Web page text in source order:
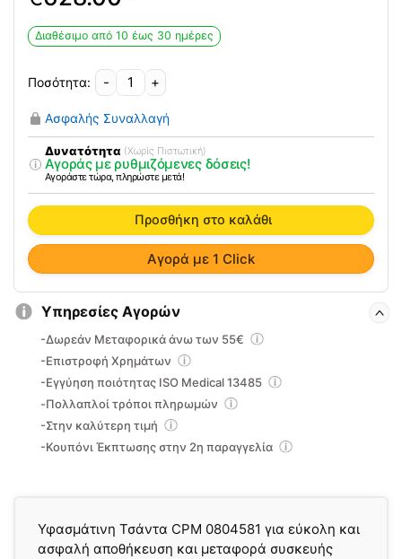
Υφασμάτινη Τσάντα CPM 0804581 για εύκολη και
ασφαλή αποθήκευση και μεταφορά συσκευής
was:
720.00€.
τιμή
είναι:
Διαθέσιμο από 10 έως 30 ημέρες
-
Υφασμάτινη
Τσάντα
CPM
0804581
ποσότητα
+
Ασφαλής Συναλλαγή
Δυνατότητα (Χωρίς Πιστωτική)
Αγοράς με ρυθμιζόμενες δόσεις!
Αγοράστε τώρα, πληρώστε μετά!
Προσθήκη στο καλάθι
Αγορά με 1 Click
Υπηρεσίες Αγορών
-Δωρεάν Μεταφορικά άνω των 55€
-Επιστροφή Χρημάτων
-Εγγύηση ποιότητας ISO Medical 13485
-Πολλαπλοί τρόποι πληρωμών
-Στην καλύτερη τιμή
-Κουπόνι Έκπτωσης στην 2η παραγγελία